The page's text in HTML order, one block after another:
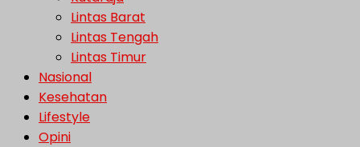
Lintas Barat
Lintas Tengah
Lintas Timur
Nasional
Kesehatan
Lifestyle
Opini